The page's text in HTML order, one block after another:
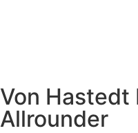
Von Hastedt
Allrounder